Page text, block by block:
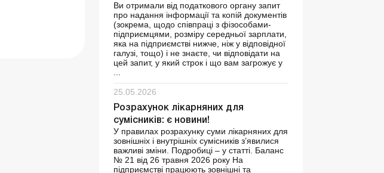
Ви отримали від податкового органу запит
про надання інформації та копій документів
(зокрема, щодо співпраці з фізособами-
підприємцями, розміру середньої зарплати,
яка на підприємстві нижче, ніж у відповідної
галузі, тощо) і не знаєте, чи відповідати на
цей запит, у який строк і що вам загрожує у
25.05.2026
Розрахунок лікарняних для
сумісників: є новини!
У правилах розрахунку суми лікарняних для
зовнішніх і внутрішніх сумісників з’явилися
важливі зміни. Подробиці – у статті. Баланс
№ 21 від 26 травня 2026 року На
підприємстві працюють зовнішні та